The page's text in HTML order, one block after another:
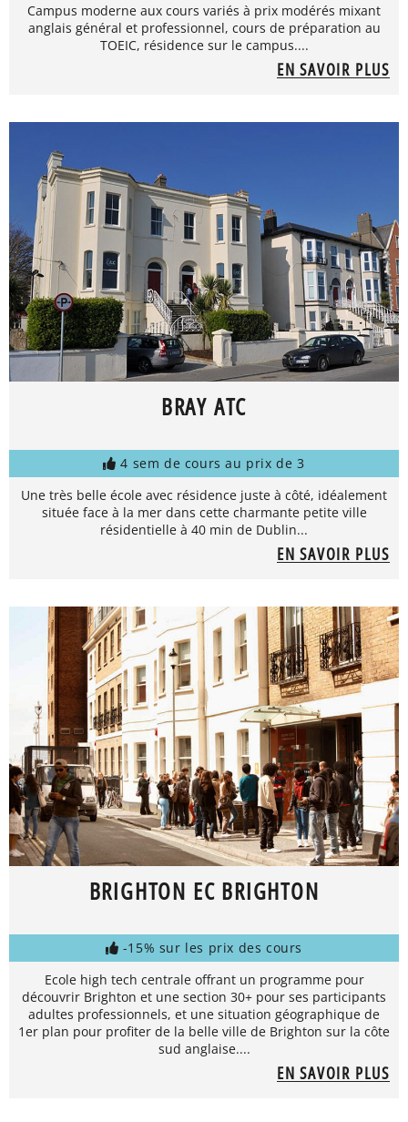
Campus moderne aux cours variés à prix modérés mixant
anglais général et professionnel, cours de préparation au
TOEIC, résidence sur le campus....
EN SAVOIR PLUS
BRAY ATC
4 sem de cours au prix de 3
Une très belle école avec résidence juste à côté, idéalement
située face à la mer dans cette charmante petite ville
résidentielle à 40 min de Dublin...
EN SAVOIR PLUS
BRIGHTON EC BRIGHTON
-15% sur les prix des cours
Ecole high tech centrale offrant un programme pour
découvrir Brighton et une section 30+ pour ses participants
adultes professionnels, et une situation géographique de
1er plan pour profiter de la belle ville de Brighton sur la côte
sud anglaise....
EN SAVOIR PLUS